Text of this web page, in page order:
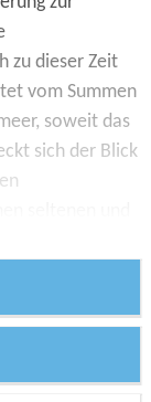
zu dieser Zeit
vom Summen
soweit das
sich der Blick
seltenen und
Glück auch
Tiere